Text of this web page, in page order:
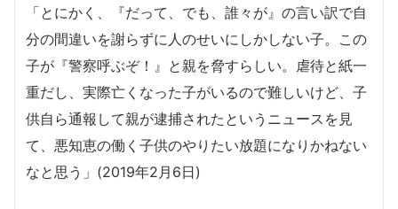
「とにかく、『だって、でも、誰々が』の言い訳で自
分の間違いを謝らずに人のせいにしかしない子。この
子が『警察呼ぶぞ！』と親を脅すらしい。虐待と紙一
重だし、実際亡くなった子がいるので難しいけど、子
供自ら通報して親が逮捕されたというニュースを見
て、悪知恵の働く子供のやりたい放題になりかねない
なと思う」(2019年2月6日)